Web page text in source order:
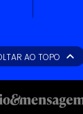
AO TOPO